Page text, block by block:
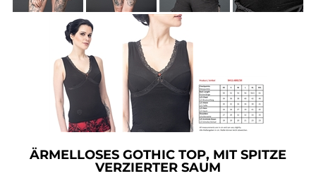
ÄRMELLOSES GOTHIC TOP, MIT SPITZE
VERZIERTER SAUM